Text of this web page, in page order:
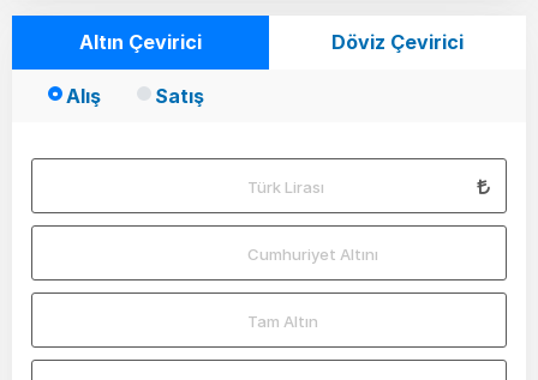
Altın Çevirici Döviz Çevirici
Alış Satış
Türk Lirası
Cumhuriyet Altını
Tam Altın